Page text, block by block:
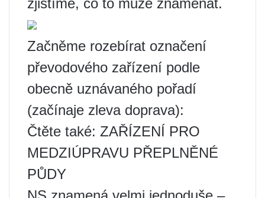
zjistíme, co to může znamenat.
Začněme rozebírat označení
převodového zařízení podle
obecně uznávaného pořadí
(začínaje zleva doprava):
Čtěte také: ZAŘÍZENÍ PRO
MEDZIÚPRAVU PŘEPLNĚNÉ
PŮDY